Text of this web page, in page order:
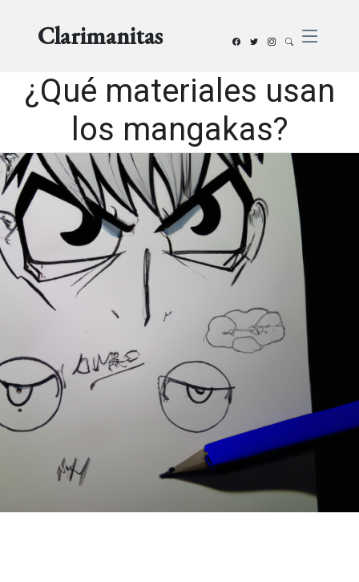
Clarimanitas
¿Qué materiales usan
los mangakas?